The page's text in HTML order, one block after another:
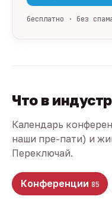
бесплатно · без
Что в
Календарь
наши пре-пати) и
Переключай.
Конференции 85